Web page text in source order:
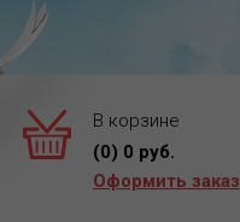
В корзине
(0) 0 руб.
Оформить заказ